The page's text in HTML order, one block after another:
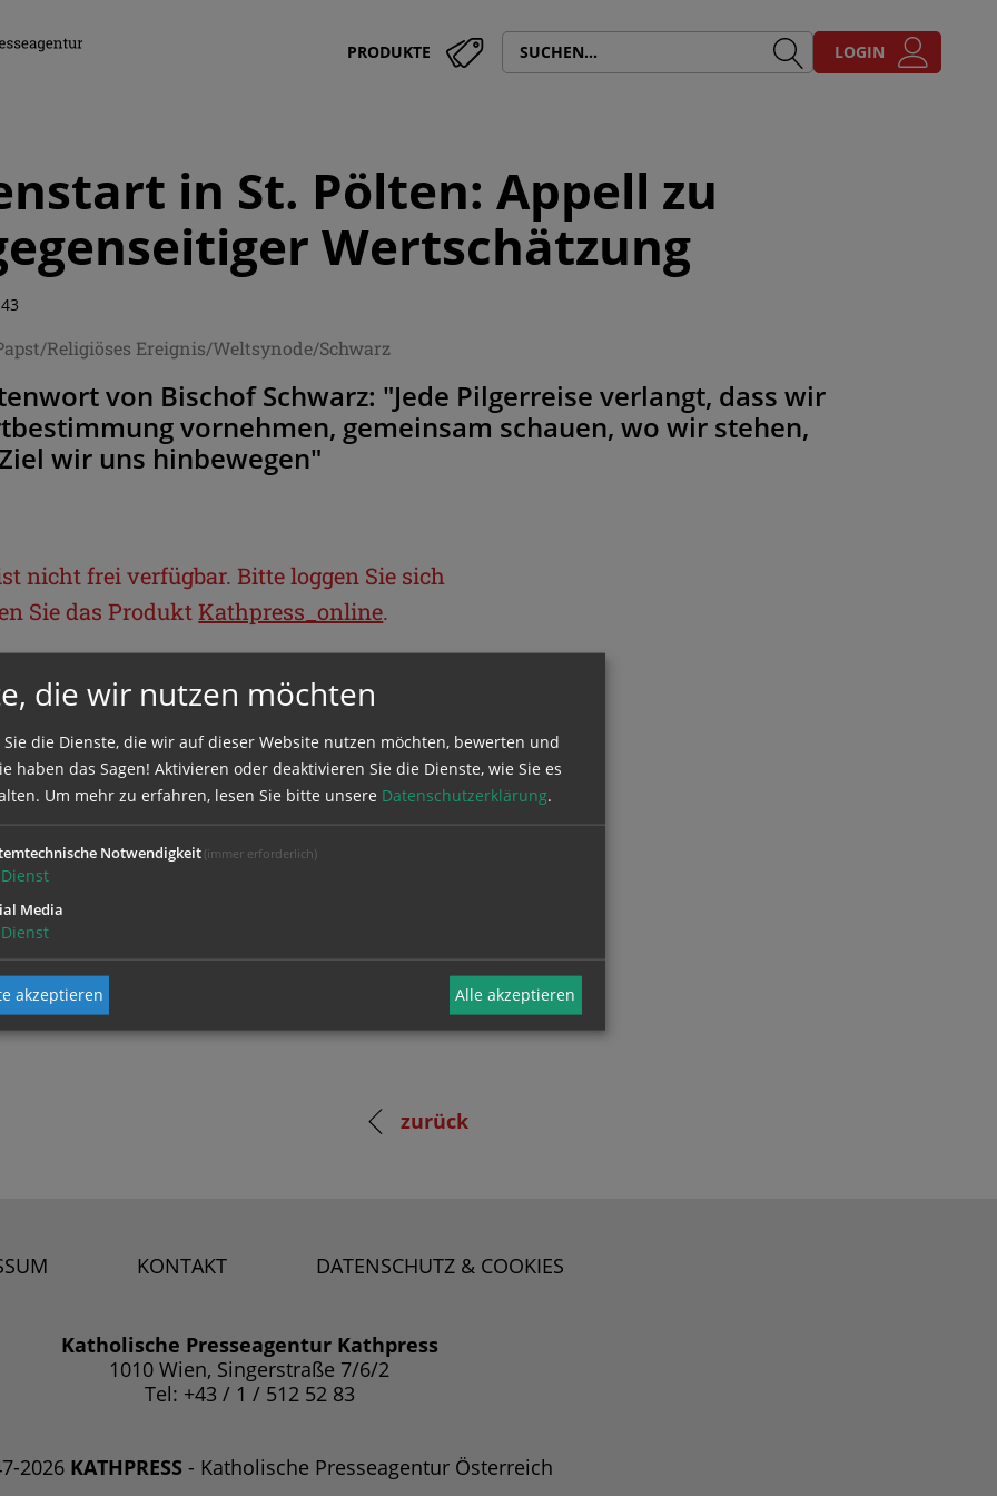
PRODUKTE LOGIN
in St. Pölten: Appell zu
Wertschätzung
Religiöses Ereignis/Weltsynode/Schwarz
von Bischof Schwarz: "Jede Pilgerreise verlangt, dass wir
vornehmen, gemeinsam schauen, wo wir stehen,
wir uns hinbewegen"
nicht frei verfügbar. Bitte loggen Sie sich
Sie das Produkt Kathpress_online.
sich mit Ihrem Benutzernamen und
zurück
KONTAKT DATENSCHUTZ & COOKIES
Katholische Presseagentur Kathpress
1010 Wien, Singerstraße 7/6/2
Tel: +43 / 1 / 512 52 83
2026 KATHPRESS - Katholische Presseagentur Österreich
die wir nutzen möchten
Sie die Dienste, die wir auf dieser Website nutzen möchten, bewerten und
haben das Sagen! Aktivieren oder deaktivieren Sie die Dienste, wie Sie es
Um mehr zu erfahren, lesen Sie bitte unsere Datenschutzerklärung.
Notwendigkeit (immer erforderlich)
Dienst
Media
Dienst
akzeptieren Alle akzeptieren